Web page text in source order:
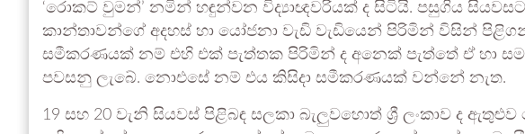
‘රොකට් වුමන්’ නමින් හඳුන්වන විද්‍යාඥවරියක් ද සිටියි. පසුගිය
කාන්තාවන්ගේ අදහස් හා යෝජනා වැඩි වැඩියෙන් පිරිමින් විසින්
සමීකරණයක් නම් එහි එක් පැත්තක පිරිමින් ද අනෙක් පැත්තේ ඒ හා
පවසනු ලැබේ. නොඑසේ නම් එය කිසිදා සමීකරණයක් වන්නේ නැත.
19 සහ 20 වැනි සියවස් පිළිබඳ සලකා බැලුවහොත් ශ්‍රී ලංකාව ද